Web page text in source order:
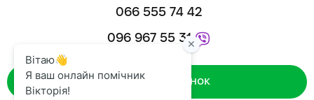
066 555 74 42
096 967 55 31
Зворотний дзвінок